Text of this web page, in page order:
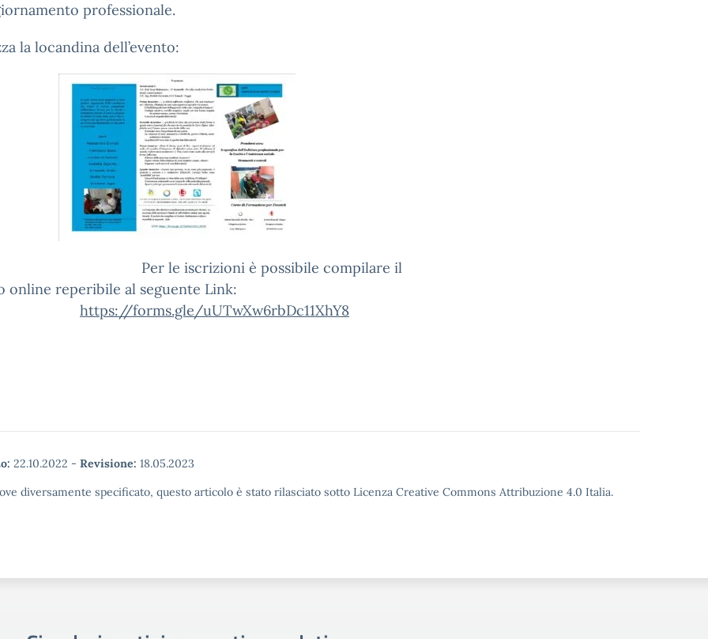
professionale.
la locandina dell’evento:
le iscrizioni è possibile compilare il
online reperibile al seguente Link:
https://forms.gle/uUTwXw6rbDc11XhY8
22.10.2022 - Revisione: 18.05.2023
diversamente specificato, questo articolo è stato rilasciato sotto Licenza Creative Commons Attribuzione 4.0 Italia.